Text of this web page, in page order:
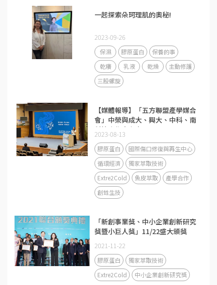
一起探索朵珂理肌的奧秘!
2023-09-26
保濕 膠原蛋白
保養的事
乾癢
乳液 乾燥
主動修護
三股螺旋
【媒體報導】「五方聯盟產學媒合
會」中榮與成大、興大、中科、南
科簽合作意向書
2023-08-13
膠原蛋白
國際傷口修復與再生中心
循環經濟
獨家萃取技術
Extre2Cold
魚皮萃取
產學合作
創甡生技
「新創事業獎、中小企業創新研究
獎暨小巨人獎」11/22盛大頒獎
2021-11-22
膠原蛋白
獨家萃取技術
Extre2Cold
中小企業創新研究獎